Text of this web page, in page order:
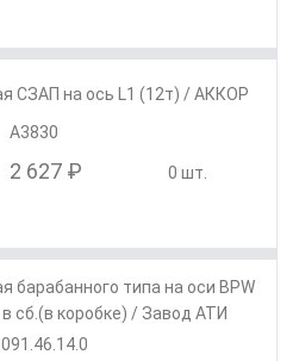
СЗАП на ось L1 (12т) / АККОР
А3830
2 627 ₽ 0 шт.
барабанного типа на оси BPW
сб.(в коробке) / Завод АТИ